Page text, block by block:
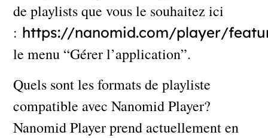
de playlists que vous le souhaitez ici
: https://nanomid.com/player/
le menu “Gérer l’application”.
Quels sont les formats de playliste
compatible avec Nanomid Player?
Nanomid Player prend actuellement en